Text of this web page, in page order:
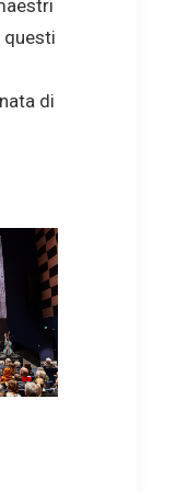
questi
di